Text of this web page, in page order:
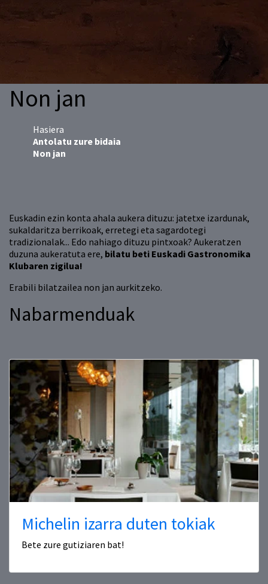
Non jan
Hasiera
Antolatu zure bidaia
Non jan
Euskadin ezin konta ahala aukera dituzu: jatetxe izardunak,
sukaldaritza berrikoak, erretegi eta sagardotegi
tradizionalak... Edo nahiago dituzu pintxoak? Aukeratzen
duzuna aukeratuta ere, bilatu beti Euskadi Gastronomika
Klubaren zigilua!
Erabili bilatzailea non jan aurkitzeko.
Nabarmenduak
Michelin izarra duten tokiak
Bete zure gutiziaren bat!